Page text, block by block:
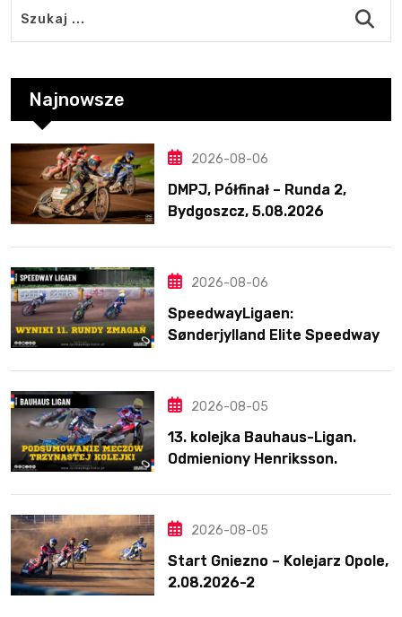
Najnowsze
2026-08-06
DMPJ, Półfinał – Runda 2,
Bydgoszcz, 5.08.2026
2026-08-06
SpeedwayLigaen:
Sønderjylland Elite Speedway
2026-08-05
13. kolejka Bauhaus-Ligan.
Odmieniony Henriksson.
2026-08-05
Start Gniezno – Kolejarz Opole,
2.08.2026-2